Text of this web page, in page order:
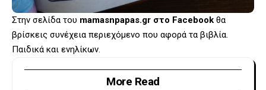
Στην σελίδα του mamasnpapas.gr στο Facebook θα
βρίσκεις συνέχεια περιεχόμενο που αφορά τα βιβλία.
Παιδικά και ενηλίκων.
More Read